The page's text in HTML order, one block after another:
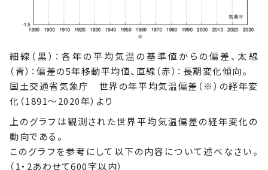
細線（黒）：各年の平均気温の基準値からの偏差、太線
（青）：偏差の5年移動平均値、直線（赤）：長期変化傾向。
国土交通省気象庁 世界の年平均気温偏差（※）の経年変
化（1891〜2020年）より
上のグラフは観測された世界平均気温偏差の経年変化の
動向である。
このグラフを参考にして以下の内容について述べなさい。
（1・2あわせて600字以内）